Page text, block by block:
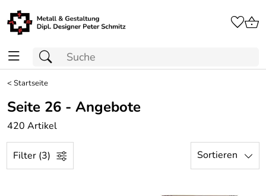
<Startseite
Seite 26 - Angebote
420 Artikel
Filter (3) Sortieren